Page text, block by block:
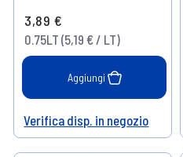
3,89 €
0.75LT (5,19 € / LT)
Aggiungi
Help
Verifica disp. in negozio